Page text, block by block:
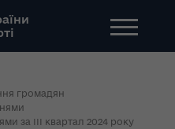
громадян
за ІІI квартал 2024 року